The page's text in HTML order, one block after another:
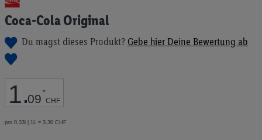
Coca-Cola Original
Du magst dieses Produkt? Gebe hier Deine Bewertung ab
1.09 *
CHF
pro 0,33l | 1L = 3.30 CHF
Anfang
der
springen